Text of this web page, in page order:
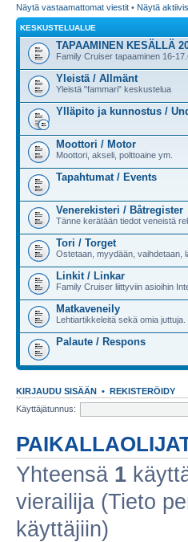
Näytä vastaamattomat viestit • Näytä
KESKUSTELUALUE
TAPAAMINEN KESÄLLÄ
Family Cruiser tapaaminen 16-
Yleistä / Allmänt
Yleistä "fammari" keskustelua
Ylläpito ja kunnostus /
Moottori / Motor
Moottori, akseli, polttoaine ym.
Tapahtumat / Events
Venerekisteri / Båtregister
Tänne kerätään tiedot veneistä
Tori / Torget
Ostetaan, myydään, vaihdetaan,
Linkit / Linkar
Family Cruiser liittyviin asioihin
Matkaveneily
Lehtiartikkeleitä sekä omia
Palaute / Respons
KIRJAUDU SISÄÄN • REKISTERÖIDY
Käyttäjätunnus:
Yhteensä 1
vierailija (Tieto
käyttäjiin)